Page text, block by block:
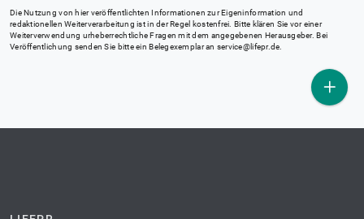
Die Nutzung von hier veröffentlichten Informationen zur Eigeninformation und
redaktionellen Weiterverarbeitung ist in der Regel kostenfrei. Bitte klären Sie vor einer
Weiterverwendung urheberrechtliche Fragen mit dem angegebenen Herausgeber. Bei
Veröffentlichung senden Sie bitte ein Belegexemplar an service@lifepr.de